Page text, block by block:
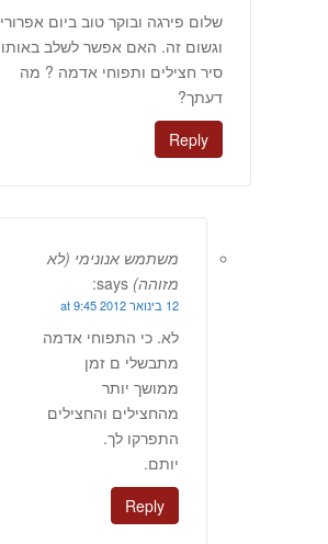
שלום פירגה ובוקר טוב ביום אפרורי
וגשום זה. האם אפשר לשלב באותו
סיר חצילים ותפוחי אדמה ? מה
דעתך?
Reply
משתמש אנונימי (לא
מזוהה) says:
12 בינואר 2012 at 9:45
לא. כי התפוחי אדמה
מתבשלי ם זמן
ממושך יותר
מהחצילים והחצילים
התפרקו לך.
יותם.
Reply